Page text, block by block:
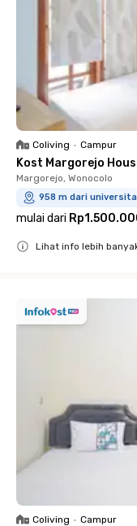
Coliving • Campur
Kost Margorejo
Margorejo, Wonocolo
958 m dari
mulai dari
Lihat info lebih
Coliving • Campur